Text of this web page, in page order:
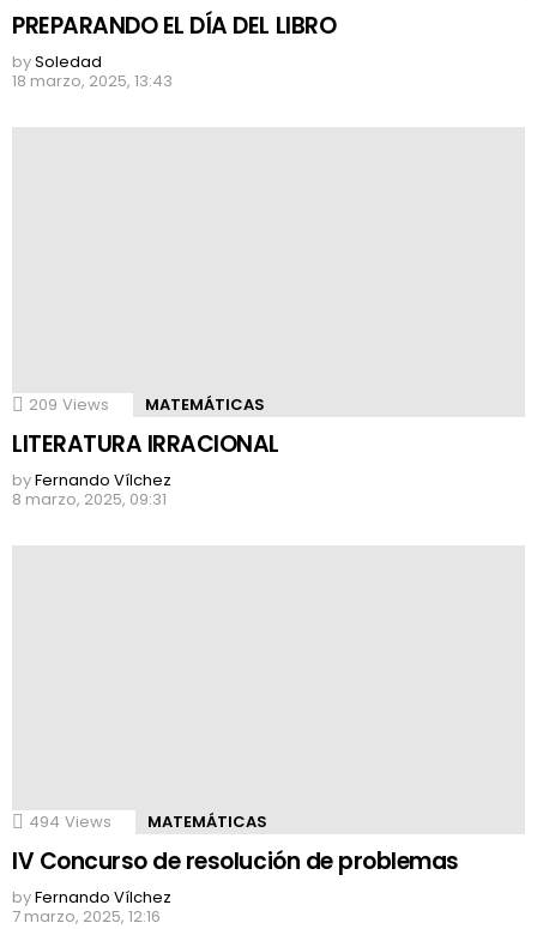
PREPARANDO EL DÍA DEL LIBRO
bySoledad
18 marzo, 2025, 13:43
209 Views MATEMÁTICAS
LITERATURA IRRACIONAL
byFernando Vílchez
8 marzo, 2025, 09:31
494 Views MATEMÁTICAS
IV Concurso de resolución de problemas
byFernando Vílchez
7 marzo, 2025, 12:16